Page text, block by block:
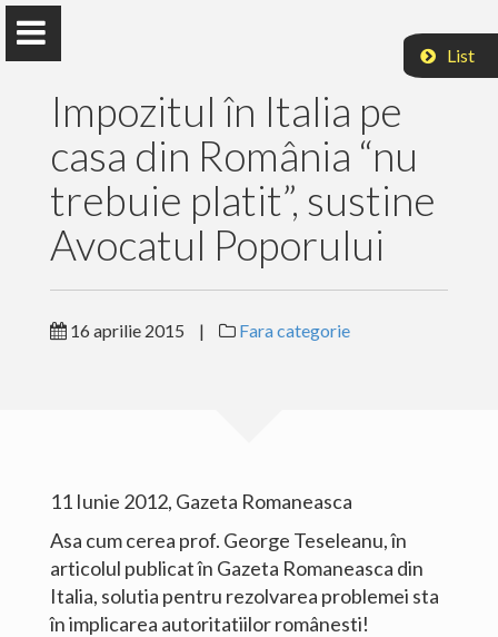
Acasa
Contact
Download CV Ro
List
Impozitul în Italia pe
casa din România “nu
trebuie platit”, sustine
Avocatul Poporului
16 aprilie 2015 | Fara categorie
11 Iunie 2012, Gazeta Romaneasca
Asa cum cerea prof. George Teseleanu, în
articolul publicat în Gazeta Romaneasca din
Italia, solutia pentru rezolvarea problemei sta
în implicarea autoritatiilor românesti!